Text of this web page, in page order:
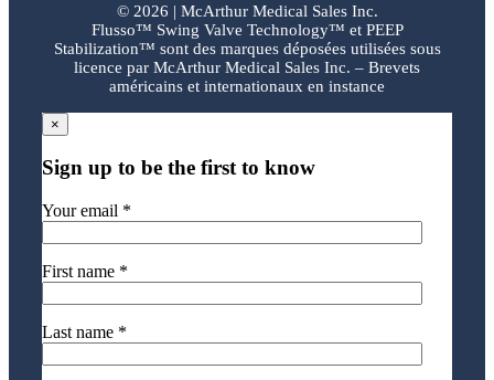
© 2026 | McArthur Medical Sales Inc.
Flusso™ Swing Valve Technology™ et PEEP
Stabilization™ sont des marques déposées utilisées sous
licence par McArthur Medical Sales Inc. – Brevets
américains et internationaux en instance
×
Sign up to be the first to know
Your email *
First name *
Last name *